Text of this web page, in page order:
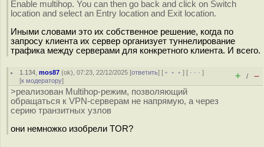
Enable multihop. You can then go back and click on Switch
location and select an Entry location and Exit location.
Иными словами это их собственное решение, когда по
запросу клиента их сервер организует туннелирование
трафика между серверами для конкретного клиента. И всего.
1.134 ,mos87 (ok), 07:23, 22/12/2025 [ответить] [ ﹢﹢﹢] [ · · ·]
[к модератору] + / –
>реализован Multihop-режим, позволяющий
обращаться к VPN-серверам не напрямую, а через
серию транзитных узлов
они немножко изобрели TOR?